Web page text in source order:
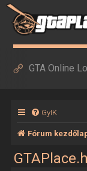
GTA Online
GyIK
Fórum